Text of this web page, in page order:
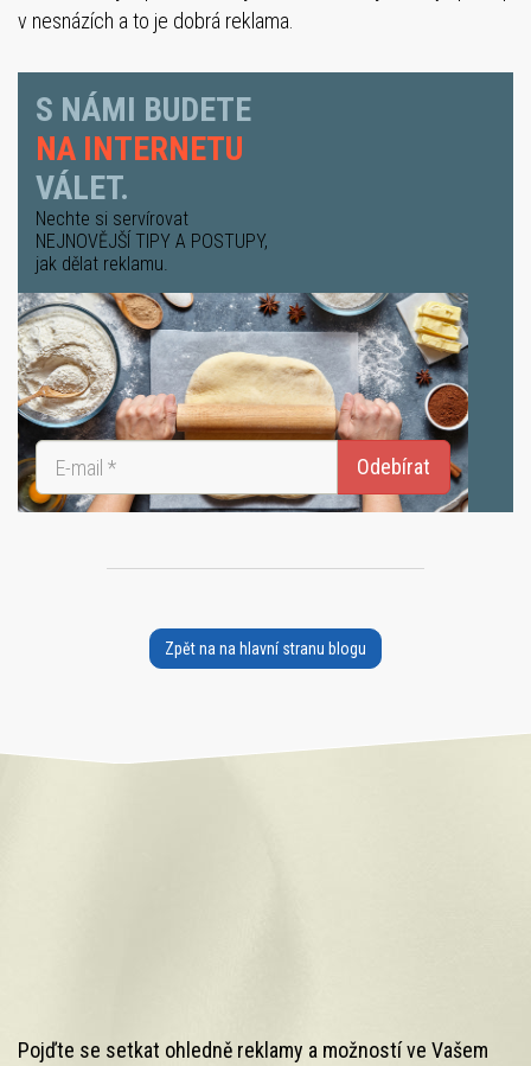
v nesnázích a to je dobrá reklama.
S NÁMI BUDETE
NA INTERNETU
VÁLET.
Nechte si servírovat
NEJNOVĚJŠÍ TIPY A POSTUPY,
jak dělat reklamu.
Zpět na na hlavní stranu blogu
Pojďte se setkat ohledně reklamy a možností ve Vašem